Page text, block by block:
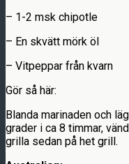
– 1-2 msk chipotle
– En skvätt mörk öl
– Vitpeppar från kvarn
Gör så här:
Blanda marinaden och
grader i ca 8 timmar,
grilla sedan på het grill.